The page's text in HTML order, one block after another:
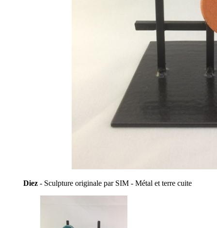
Diez - Sculpture originale par SIM - Métal et terre cuite